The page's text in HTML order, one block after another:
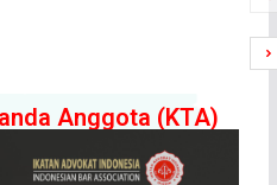
Anggota (KTA)